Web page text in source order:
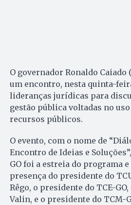
O governador Ronaldo Caiado
um encontro, nesta quinta-
lideranças jurídicas para
gestão pública voltadas no
recursos públicos.
O evento, com o nome de
Encontro de Ideias e
GO foi a estreia do programa
presença do presidente do
Rêgo, o presidente do TCE-
Valin, e o presidente do TCM-